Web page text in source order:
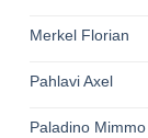
Merkel Florian
Pahlavi Axel
Paladino Mimmo